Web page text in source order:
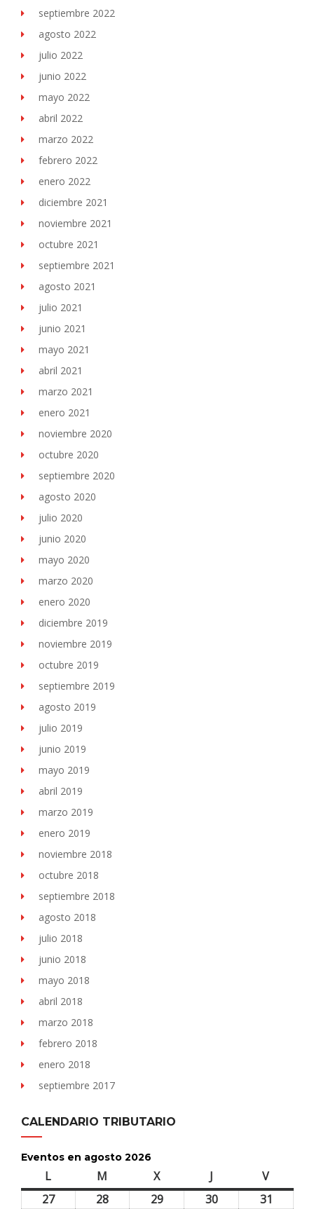
septiembre 2022
agosto 2022
julio 2022
junio 2022
mayo 2022
abril 2022
marzo 2022
febrero 2022
enero 2022
diciembre 2021
noviembre 2021
octubre 2021
septiembre 2021
agosto 2021
julio 2021
junio 2021
mayo 2021
abril 2021
marzo 2021
enero 2021
noviembre 2020
octubre 2020
septiembre 2020
agosto 2020
julio 2020
junio 2020
mayo 2020
marzo 2020
enero 2020
diciembre 2019
noviembre 2019
octubre 2019
septiembre 2019
agosto 2019
julio 2019
junio 2019
mayo 2019
abril 2019
marzo 2019
enero 2019
noviembre 2018
octubre 2018
septiembre 2018
agosto 2018
julio 2018
junio 2018
mayo 2018
abril 2018
marzo 2018
febrero 2018
enero 2018
septiembre 2017
CALENDARIO TRIBUTARIO
Eventos en agosto 2026
L M Xmiércoles J Vviernes
2727 28 2929 3030 31